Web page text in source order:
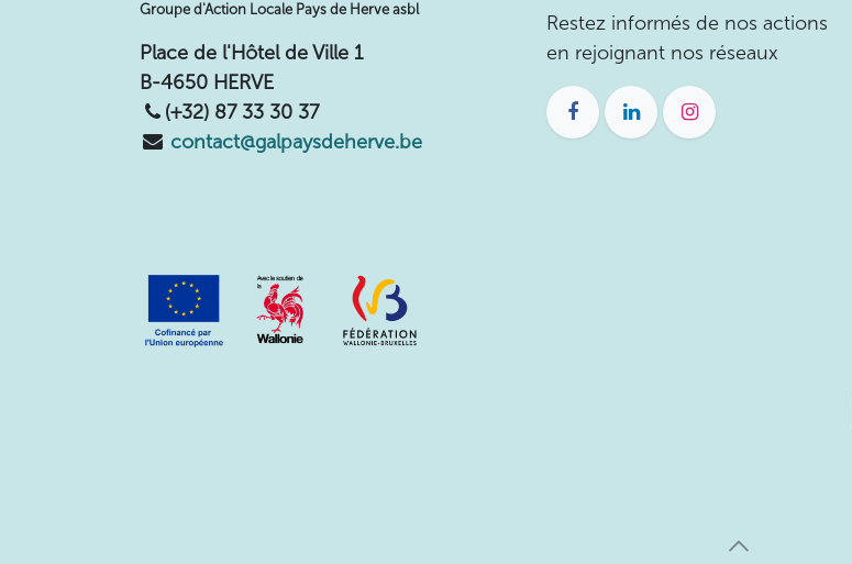
Groupe d'Action Locale Pays de Herve asbl
Place de l'Hôtel de Ville 1
B-4650 HERVE
(+32) 87 33 30 37
contact@galpaysdeherve.be
Restez informés de nos actions
en rejoignant nos réseaux